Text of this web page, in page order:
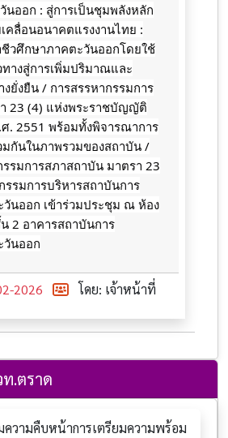
นออก : สู่การเป็นชุมพลังหลัก
คลื่อนอนาคตแรงงานไทย :
วศึกษาภาคตะวันออกโดยใช้
ทางสู่การเพิ่มปริมาณและ
ยั่งยืน / การสรรหากรรมการ
23 (4) แห่งพระราชบัญญัติ
. 2551 พร้อมทั้งพิจารณาการ
กันในภาพรวมของสถาบัน /
รมการสภาสถาบัน มาตรา 23
รมการบริหารสถาบันการ
นออก เข้าร่วมประชุม ณ ห้อง
2 อาคารสถาบันการ
วันออก
2026 โดย: เจ้าหน้าที่
ท.ตราด
วามคืบหน้าการเตรียมความพร้อม